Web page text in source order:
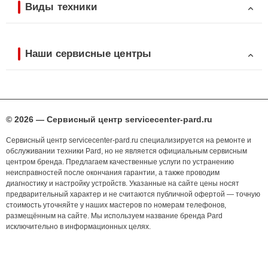
Виды техники
Наши сервисные центры
© 2026 — Сервисный центр servicecenter-pard.ru
Сервисный центр servicecenter-pard.ru специализируется на ремонте и
обслуживании техники Pard, но не является официальным сервисным
центром бренда. Предлагаем качественные услуги по устранению
неисправностей после окончания гарантии, а также проводим
диагностику и настройку устройств. Указанные на сайте цены носят
предварительный характер и не считаются публичной офертой — точную
стоимость уточняйте у наших мастеров по номерам телефонов,
размещённым на сайте. Мы используем название бренда Pard
исключительно в информационных целях.